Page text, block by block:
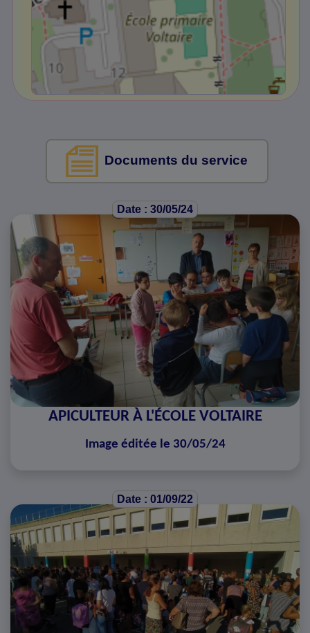
Documents du service
Date : 30/05/24
APICULTEUR À L'ÉCOLE VOLTAIRE
Image éditée le 30/05/24
Date : 01/09/22